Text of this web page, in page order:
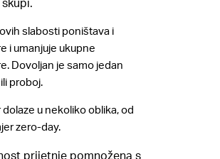
slabosti poništava i
i umanjuje ukupne
Dovoljan je samo jedan
proboj.
u nekoliko oblika, od
zero-day.
prijetnje pomnožena s